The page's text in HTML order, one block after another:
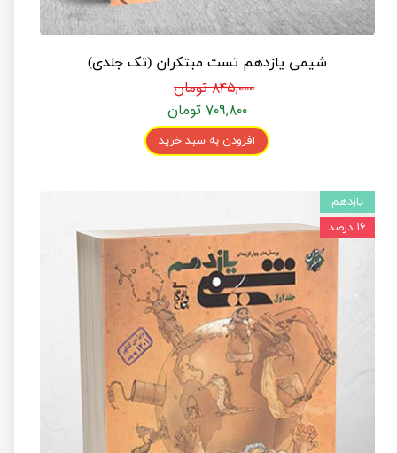
شیمی یازدهم تست مبتکران (تک جلدی)
۸۴۵,۰۰۰ تومان
۷۰۹,۸۰۰ تومان
افزودن به سبد خرید
یازدهم
۱۶ درصد